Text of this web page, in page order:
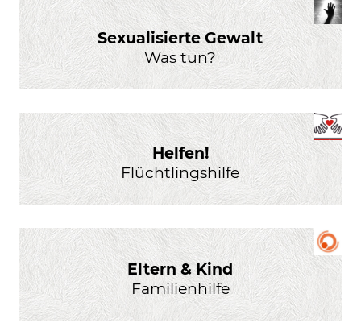
Sexualisierte Gewalt
Was tun?
Helfen!
Flüchtlingshilfe
Eltern & Kind
Familienhilfe